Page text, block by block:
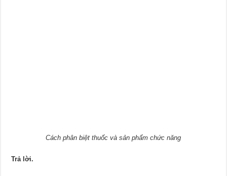
Cách phân biệt thuốc và sản phẩm chức năng
Trả lời.